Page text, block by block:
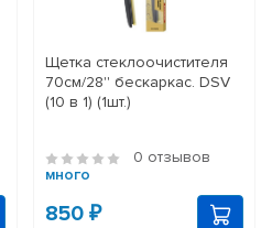
Щетка стеклоочистителя
70см/28'' бескаркас. DSV
(10 в 1) (1шт.)
0 отзывов
много
850 ₽